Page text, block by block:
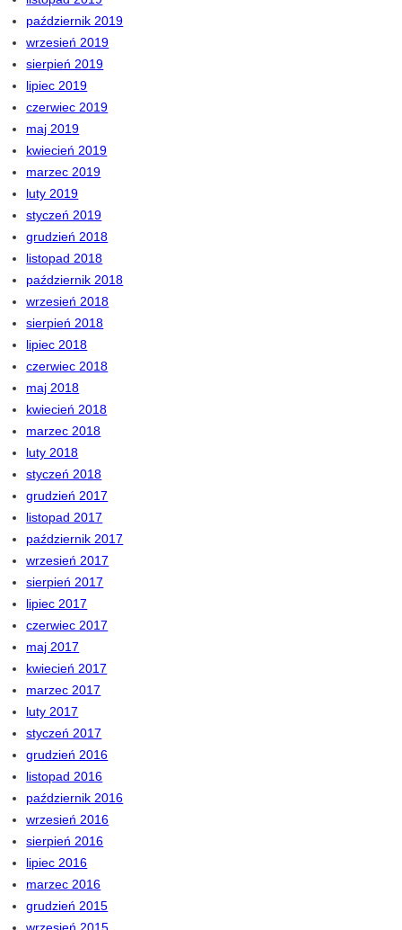
październik 2019
wrzesień 2019
sierpień 2019
lipiec 2019
czerwiec 2019
maj 2019
kwiecień 2019
marzec 2019
luty 2019
styczeń 2019
grudzień 2018
listopad 2018
październik 2018
wrzesień 2018
sierpień 2018
lipiec 2018
czerwiec 2018
maj 2018
kwiecień 2018
marzec 2018
luty 2018
styczeń 2018
grudzień 2017
listopad 2017
październik 2017
wrzesień 2017
sierpień 2017
lipiec 2017
czerwiec 2017
maj 2017
kwiecień 2017
marzec 2017
luty 2017
styczeń 2017
grudzień 2016
listopad 2016
październik 2016
wrzesień 2016
sierpień 2016
lipiec 2016
marzec 2016
grudzień 2015